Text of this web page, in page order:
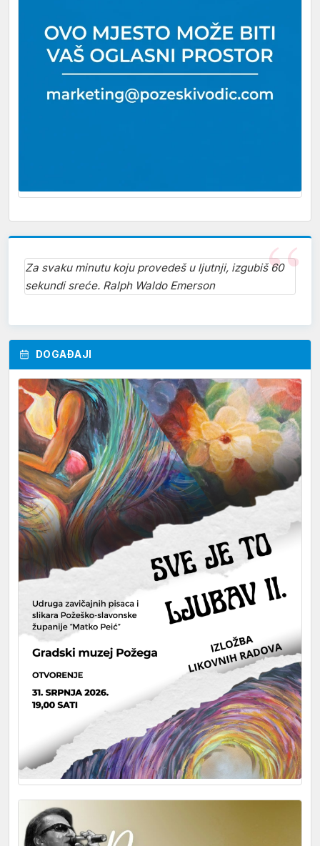
Za svaku minutu koju provedeš u ljutnji, izgubiš 60
sekundi sreće. Ralph Waldo Emerson
DOGAĐAJI